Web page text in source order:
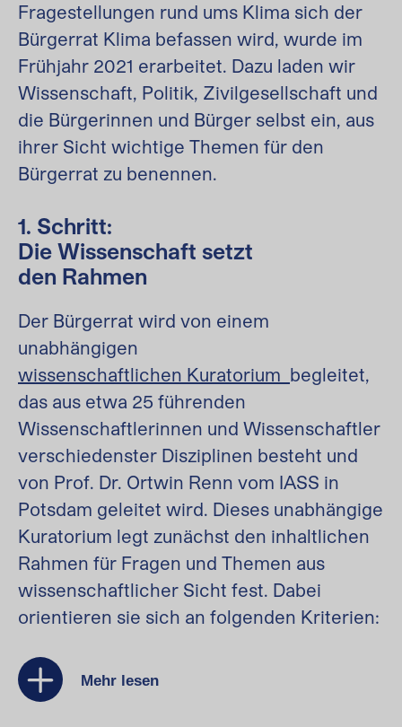
Fragestellungen rund ums Klima sich der
Bürgerrat Klima befassen wird, wurde im
Frühjahr 2021 erarbeitet. Dazu laden wir
Wissenschaft, Politik, Zivilgesellschaft und
die Bürgerinnen und Bürger selbst ein, aus
ihrer Sicht wichtige Themen für den
Bürgerrat zu benennen.
1. Schritt:
Die Wissenschaft setzt
den Rahmen
Der Bürgerrat wird von einem
unabhängigen
wissenschaftlichen Kuratorium begleitet,
das aus etwa 25 führenden
Wissenschaftlerinnen und Wissenschaftler
verschiedenster Disziplinen besteht und
von Prof. Dr. Ortwin Renn vom IASS in
Potsdam geleitet wird. Dieses unabhängige
Kuratorium legt zunächst den inhaltlichen
Rahmen für Fragen und Themen aus
wissenschaftlicher Sicht fest. Dabei
orientieren sie sich an folgenden Kriterien:
Mehr lesen